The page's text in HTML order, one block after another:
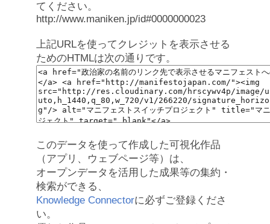
てください。
http://www.maniken.jp/id#0000000023
上記URLを使ってクレジットを表示させる
ためのHTMLは次の通りです。
このデータを使って作成した可視化作品
（アプリ、ウェブページ等）は、
オープンデータを活用した成果等の集約・
検索ができる、
Knowledge Connectorに必ずご登録くださ
い。